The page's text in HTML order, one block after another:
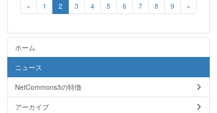
« 1 2 3 4 5 6 7 8 9 »
ホーム
ニュース
NetCommons3の特徴
アーカイブ